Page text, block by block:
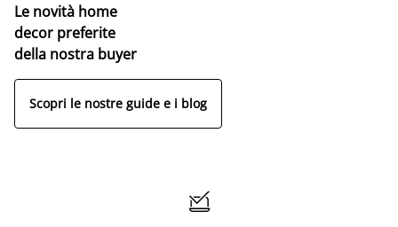
Le novità home
decor preferite
della nostra buyer
Scopri le nostre guide e i blog
